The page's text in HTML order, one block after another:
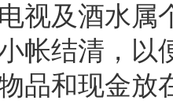
视及酒水属
帐结清，以
品和现金放